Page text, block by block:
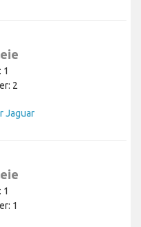
2
Jaguar
1